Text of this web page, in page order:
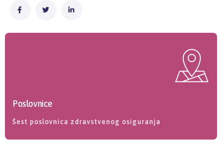
Poslovnice
Šest poslovnica zdravstvenog osiguranja